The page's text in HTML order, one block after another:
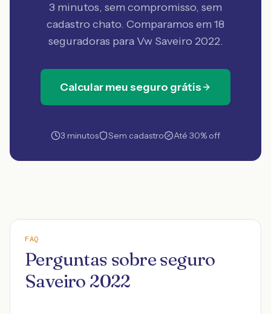
3 minutos, sem compromisso, sem
cadastro chato. Comparamos em 18
seguradoras para Vw Saveiro 2022.
Calcular meu seguro grátis
3 minutos Sem cadastro Até 30% off
FAQ
Perguntas sobre seguro
Saveiro 2022